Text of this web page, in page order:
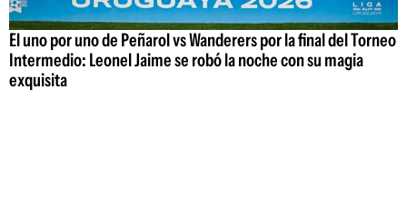
El uno por uno de Peñarol vs Wanderers por la final del Torneo
Intermedio: Leonel Jaime se robó la noche con su magia
exquisita